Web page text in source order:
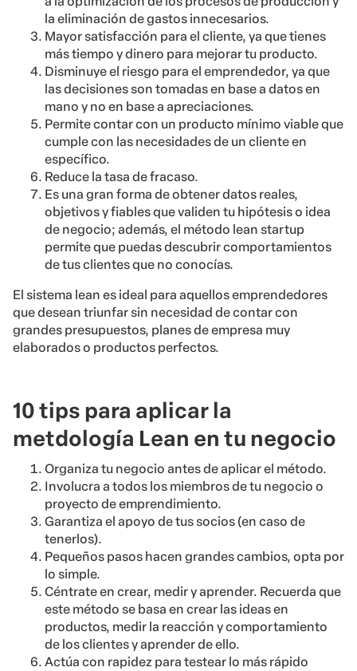
la eliminación de gastos innecesarios.
Mayor satisfacción para el cliente, ya que tienes
más tiempo y dinero para mejorar tu producto.
Disminuye el riesgo para el emprendedor, ya que
las decisiones son tomadas en base a datos en
mano y no en base a apreciaciones.
Permite contar con un producto mínimo viable que
cumple con las necesidades de un cliente en
específico.
Reduce la tasa de fracaso.
Es una gran forma de obtener datos reales,
objetivos y fiables que validen tu hipótesis o idea
de negocio; además, el método lean startup
permite que puedas descubrir comportamientos
de tus clientes que no conocías.
El sistema lean es ideal para aquellos emprendedores
que desean triunfar sin necesidad de contar con
grandes presupuestos, planes de empresa muy
elaborados o productos perfectos.
10 tips para aplicar la
metdología Lean en tu negocio
Organiza tu negocio antes de aplicar el método.
Involucra a todos los miembros de tu negocio o
proyecto de emprendimiento.
Garantiza el apoyo de tus socios (en caso de
tenerlos).
Pequeños pasos hacen grandes cambios, opta por
lo simple.
Céntrate en crear, medir y aprender. Recuerda que
este método se basa en crear las ideas en
productos, medir la reacción y comportamiento
de los clientes y aprender de ello.
Actúa con rapidez para testear lo más rápido